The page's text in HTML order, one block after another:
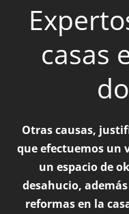
casas
Otras causas,
que efectuemos un
un espacio de
desahucio,
reformas en la